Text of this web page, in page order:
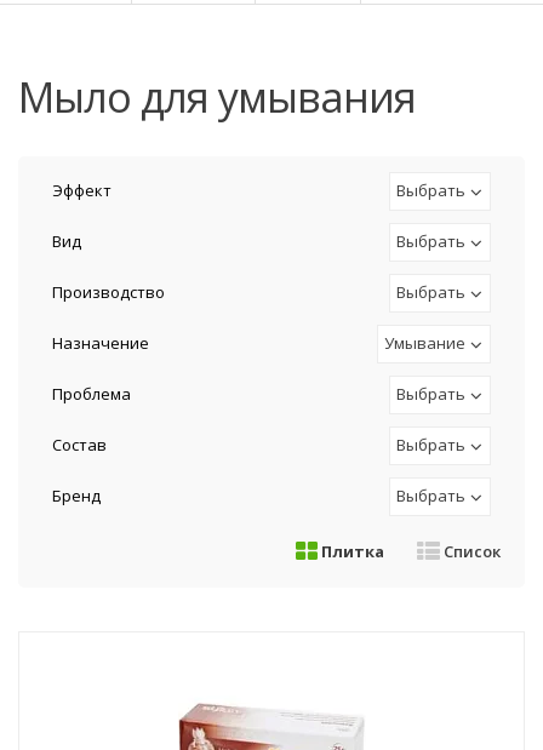
мыло для умывания
Эффект Выбрать
Вид Выбрать
Производство Выбрать
Назначение Умывание
Проблема Выбрать
Состав Выбрать
Бренд Выбрать
Плитка Список